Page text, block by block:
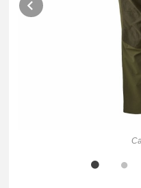
Prev